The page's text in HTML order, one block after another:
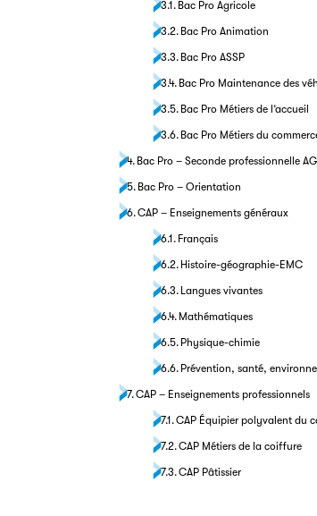
Bac Pro Agricole
Bac Pro Animation
Bac Pro ASSP
Bac Pro Maintenance des
Bac Pro Métiers de l’accueil
Bac Pro Métiers du
Bac Pro – Seconde professionnelle
Bac Pro – Orientation
CAP – Enseignements généraux
Français
Histoire-géographie-EMC
Langues vivantes
Mathématiques
Physique-chimie
Prévention, santé,
CAP – Enseignements professionnels
CAP Équipier polyvalent du
CAP Métiers de la coiffure
CAP Pâtissier